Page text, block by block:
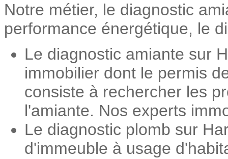
Notre métier, le diagnostic
performance énergétique, le
Le diagnostic amiante sur
immobilier dont le permis
consiste à rechercher les
l'amiante. Nos experts
Le diagnostic plomb sur
d'immeuble à usage